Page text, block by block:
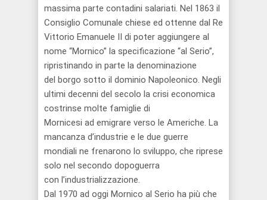
massima parte contadini salariati. Nel 1863 il
Consiglio Comunale chiese ed ottenne dal Re
Vittorio Emanuele II di poter aggiungere al
nome “Mornico” la specificazione “al Serio”,
ripristinando in parte la denominazione
del borgo sotto il dominio Napoleonico. Negli
ultimi decenni del secolo la crisi economica
costrinse molte famiglie di
Mornicesi ad emigrare verso le Americhe. La
mancanza d’industrie e le due guerre
mondiali ne frenarono lo sviluppo, che riprese
solo nel secondo dopoguerra
con l’industrializzazione.
Dal 1970 ad oggi Mornico al Serio ha più che